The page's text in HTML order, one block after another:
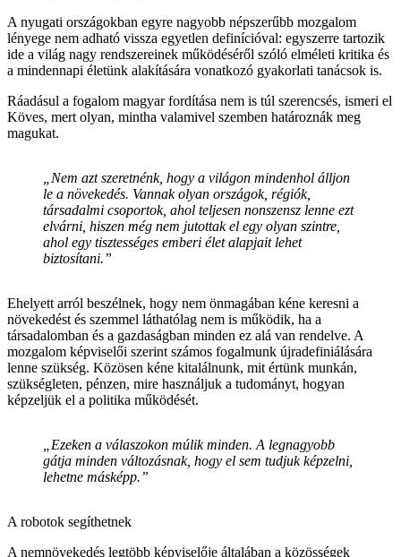
A nyugati országokban egyre nagyobb népszerűbb mozgalom
lényege nem adható vissza egyetlen definícióval: egyszerre tartozik
ide a világ nagy rendszereinek működéséről szóló elméleti kritika és
a mindennapi életünk alakítására vonatkozó gyakorlati tanácsok is.
Ráadásul a fogalom magyar fordítása nem is túl szerencsés, ismeri el
Köves, mert olyan, mintha valamivel szemben határoznák meg
magukat.
„Nem azt szeretnénk, hogy a világon mindenhol álljon
le a növekedés. Vannak olyan országok, régiók,
társadalmi csoportok, ahol teljesen nonszensz lenne ezt
elvárni, hiszen még nem jutottak el egy olyan szintre,
ahol egy tisztességes emberi élet alapjait lehet
biztosítani.”
Ehelyett arról beszélnek, hogy nem önmagában kéne keresni a
növekedést és szemmel láthatólag nem is működik, ha a
társadalomban és a gazdaságban minden ez alá van rendelve. A
mozgalom képviselői szerint számos fogalmunk újradefiniálására
lenne szükség. Közösen kéne kitalálnunk, mit értünk munkán,
szükségleten, pénzen, mire használjuk a tudományt, hogyan
képzeljük el a politika működését.
„Ezeken a válaszokon múlik minden. A legnagyobb
gátja minden változásnak, hogy el sem tudjuk képzelni,
lehetne másképp.”
A robotok segíthetnek
A nemnövekedés legtöbb képviselője általában a közösségek